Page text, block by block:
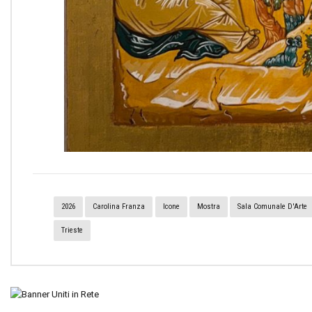
2026 Carolina Franza Icone Mostra Sala Comunale D'Arte
Trieste